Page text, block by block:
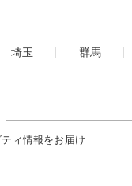
埼玉
群馬
ィ情報をお届け